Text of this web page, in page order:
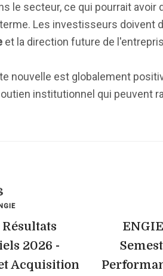
le secteur, ce qui pourrait
terme. Les investisseurs
et la direction future de
nouvelle est globalement
institutionnel qui peuvent
2026 -
Acquisition